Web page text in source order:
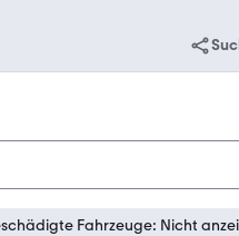
Fahrzeuge: Nicht